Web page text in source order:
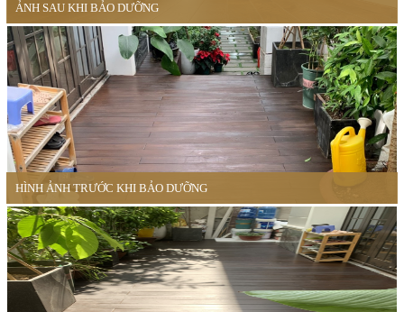
ẢNH SAU KHI BẢO DƯỠNG
HÌNH ẢNH TRƯỚC KHI BẢO DƯỠNG